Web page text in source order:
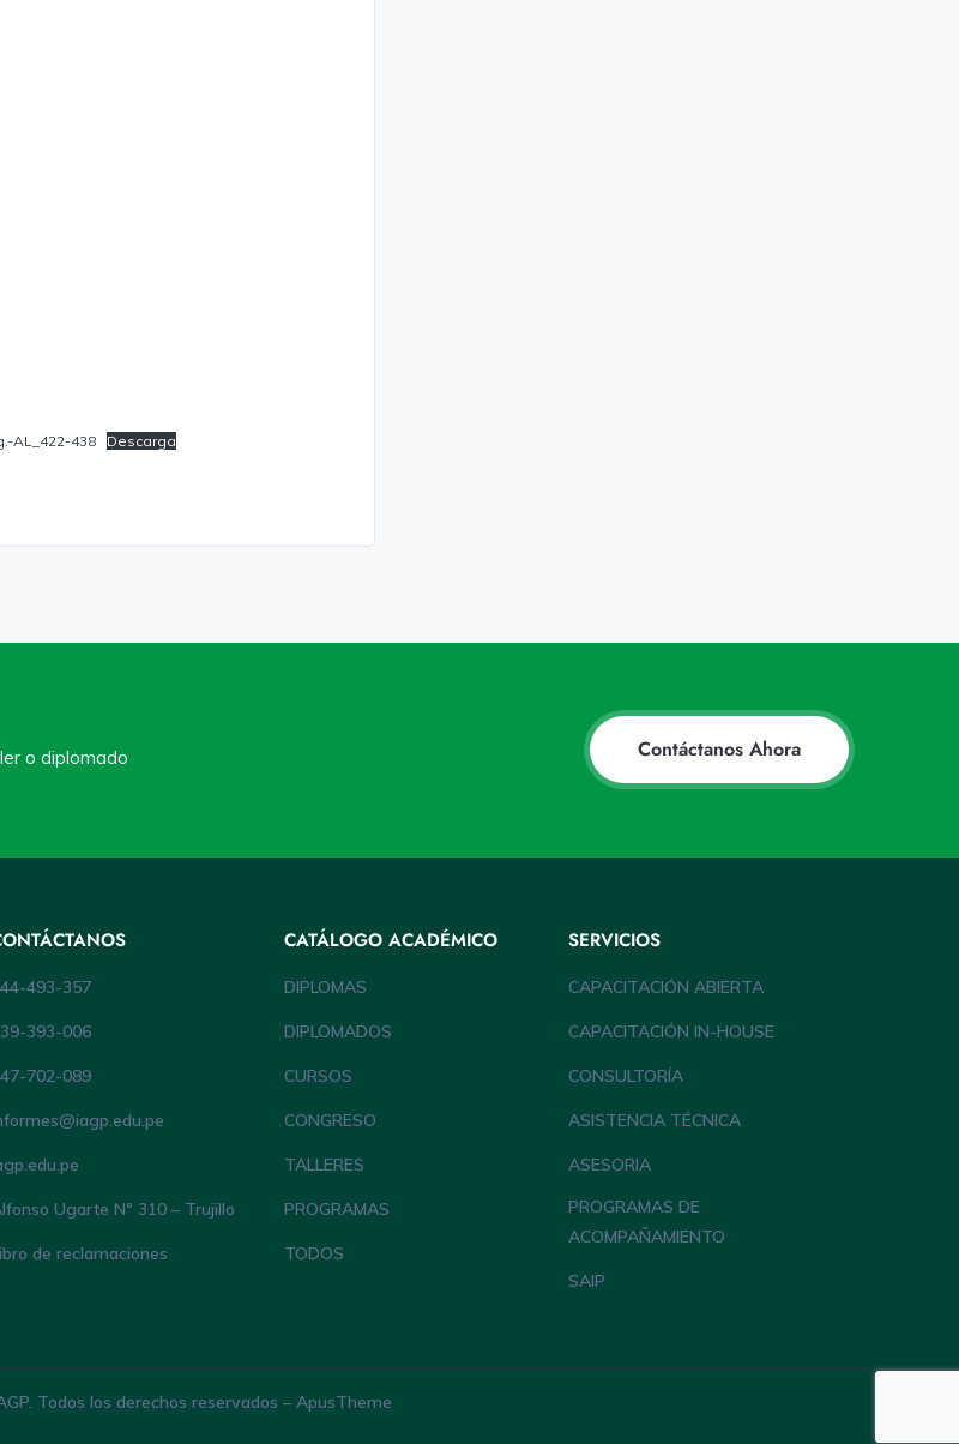
AL_422-438 Descarga
o diplomado Contáctanos Ahora
493-357
393-006
702-089
Ugarte Nº 310 – Trujillo
de reclamaciones
CATÁLOGO ACADÉMICO
DIPLOMAS
DIPLOMADOS
CURSOS
CONGRESO
TALLERES
PROGRAMAS
TODOS
SERVICIOS
CAPACITACIÓN ABIERTA
CAPACITACIÓN IN-HOUSE
CONSULTORÍA
ASISTENCIA TÉCNICA
ASESORIA
PROGRAMAS DE
ACOMPAÑAMIENTO
SAIP
Todos los derechos reservados – ApusTheme